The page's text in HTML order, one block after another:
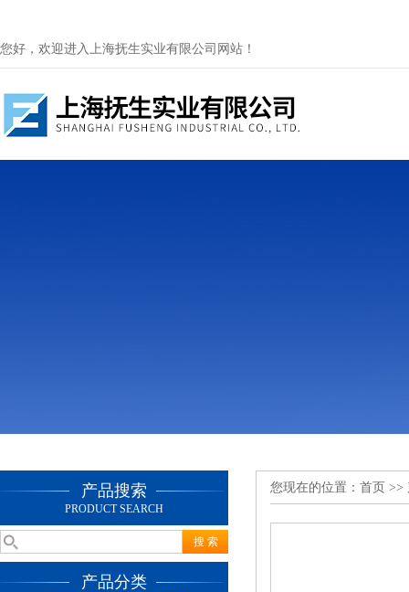
您好，欢迎进入上海抚生实业有限公司网站！
产品搜索
PRODUCT SEARCH
产品分类
您现在的位置： 首页 >>